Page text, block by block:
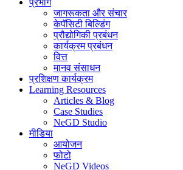
प्रभाग
जागरूकता और संचार
केपॅसिटी बिल्डिंग
प्रौद्योगिकी प्रबंधन
कार्यक्रम प्रबंधन
वित्त
मानव संसाधन
प्रशिक्षण कार्यक्रम
Learning Resources
Articles & Blog
Case Studies
NeGD Studio
मीडिया
आयोजन
फोटो
NeGD Videos